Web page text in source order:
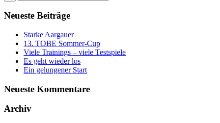
Neueste Beiträge
Starke Aargauer
13. TOBE Sommer-Cup
Viele Trainings – viele Testspiele
Es geht wieder los
Ein gelungener Start
Neueste Kommentare
Archiv